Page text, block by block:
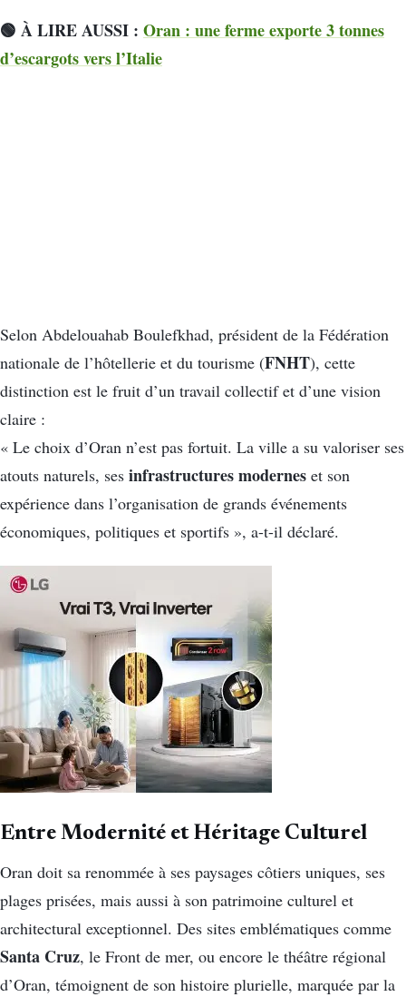
🟢 À LIRE AUSSI : Oran : une ferme exporte 3 tonnes
d’escargots vers l’Italie
Selon Abdelouahab Boulefkhad, président de la Fédération
nationale de l’hôtellerie et du tourisme (FNHT), cette
distinction est le fruit d’un travail collectif et d’une vision
claire :
« Le choix d’Oran n’est pas fortuit. La ville a su valoriser ses
atouts naturels, ses infrastructures modernes et son
expérience dans l’organisation de grands événements
économiques, politiques et sportifs », a-t-il déclaré.
Entre Modernité et Héritage Culturel
Oran doit sa renommée à ses paysages côtiers uniques, ses
plages prisées, mais aussi à son patrimoine culturel et
architectural exceptionnel. Des sites emblématiques comme
Santa Cruz, le Front de mer, ou encore le théâtre régional
d’Oran, témoignent de son histoire plurielle, marquée par la